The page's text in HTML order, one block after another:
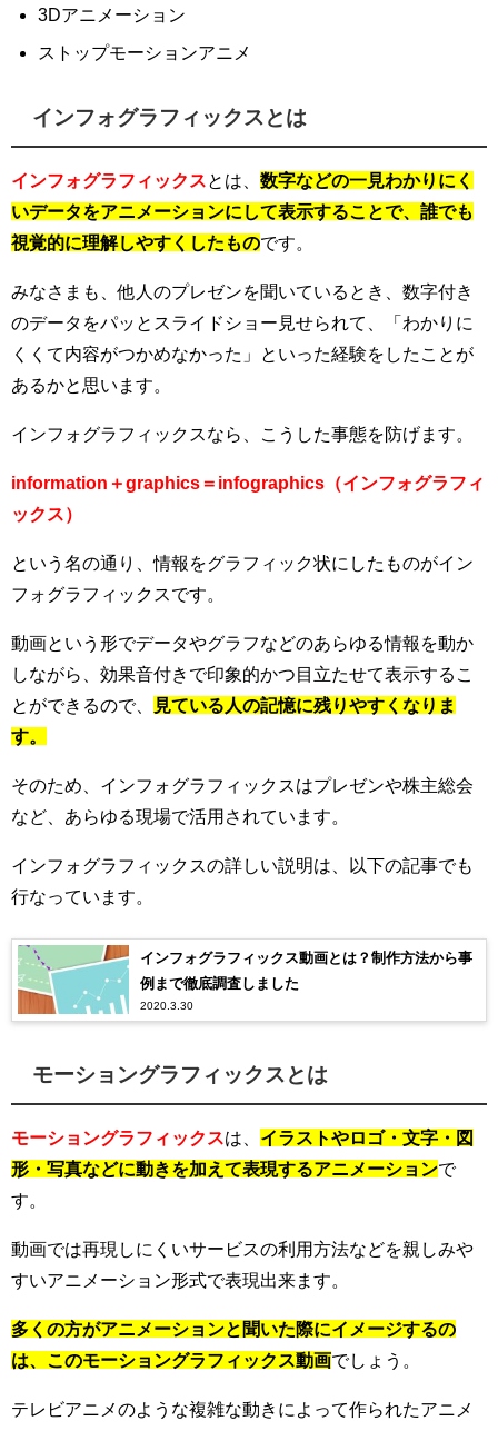
3Dアニメーション
ストップモーションアニメ
インフォグラフィックスとは
インフォグラフィックスとは、 数字などの一見わかりにく
いデータをアニメーションにして表示することで、誰でも
視覚的に理解しやすくしたものです。
みなさまも、他人のプレゼンを聞いているとき、数字付き
のデータをパッとスライドショー見せられて、「わかりに
くくて内容がつかめなかった」といった経験をしたことが
あるかと思います。
インフォグラフィックスなら、こうした事態を防げます。
information＋graphics＝infographics（インフォグラフィ
ックス）
という名の通り、情報をグラフィック状にしたものがイン
フォグラフィックスです。
動画という形でデータやグラフなどのあらゆる情報を動か
しながら、効果音付きで印象的かつ目立たせて表示するこ
とができるので、
見ている人の記憶に残りやすくなりま
す。
そのため、インフォグラフィックスはプレゼンや株主総会
など、あらゆる現場で活用されています。
インフォグラフィックスの詳しい説明は、以下の記事でも
行なっています。
インフォグラフィックス動画とは？制作方法から事
例まで徹底調査しました
2020.3.30
モーショングラフィックスとは
モーショングラフィックスは、 イラストやロゴ・文字・図
形・写真などに動きを加えて表現するアニメーションで
す。
動画では再現しにくいサービスの利用方法などを親しみや
すいアニメーション形式で表現出来ます。
多くの方がアニメーションと聞いた際にイメージするの
は、このモーショングラフィックス動画でしょう。
テレビアニメのような複雑な動きによって作られたアニメ